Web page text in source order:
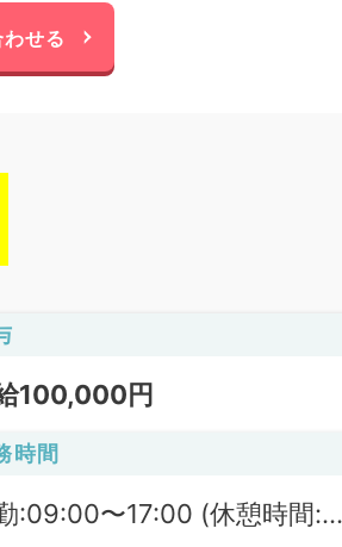
せる
100,000円
時間
:09:00〜17:00 (休憩時間: